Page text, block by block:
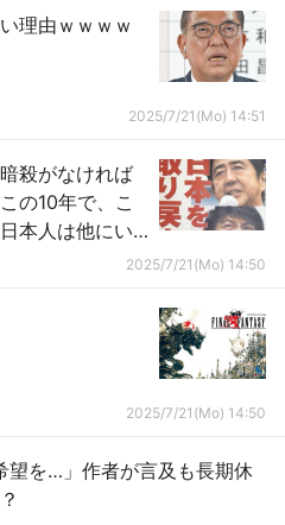
理由ｗｗｗｗ
2025/7/21(Mo) 14:51
殺がなければ
の10年で、こ
本人は他にい
2025/7/21(Mo) 14:50
2025/7/21(Mo) 14:50
望を…」作者が言及も長期休